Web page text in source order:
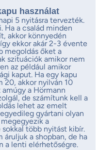
használat
5 nyitásra tervezték.
Ha a család minden
akkor könnyedén
ekkor akár 2-3 évente
megoldás őket a
szituációk amikor nem
az például amikor
kaput. Ha egy kapu
20, akkor nyilván 10
a Hörmann
de számítunk kell a
lehet az emelt
gyártani olyan
a
sokkal több nyitást kibír.
áruljuk a shopban, de ha
a lenti elérhetőségre.